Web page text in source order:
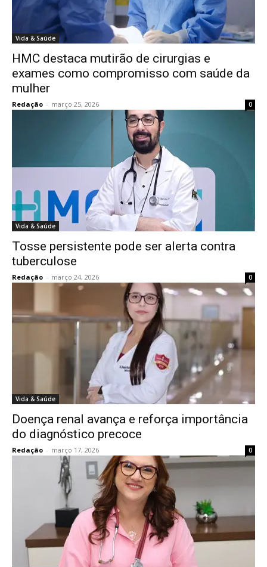
Vida & Saúde
HMC destaca mutirão de cirurgias e
exames como compromisso com saúde da
mulher
Redação - março 25, 2026 0
Vida & Saúde
Tosse persistente pode ser alerta contra
tuberculose
Redação - março 24, 2026 0
Vida & Saúde
Doença renal avança e reforça importância
do diagnóstico precoce
Redação - março 17, 2026 0